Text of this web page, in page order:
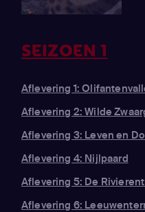
SEIZOEN 1
Aflevering 1:
Aflevering 2: Wilde
Aflevering 3: Leven en
Aflevering 4: Nijlpaard
Aflevering 5: De
Aflevering 6: